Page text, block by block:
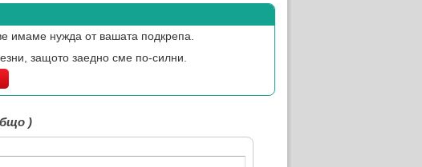
имаме нужда от вашата подкрепа.
защото заедно сме по-силни.
)